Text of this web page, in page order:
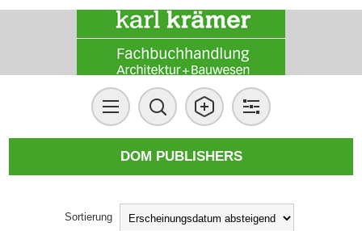
DOM PUBLISHERS
Sortierung